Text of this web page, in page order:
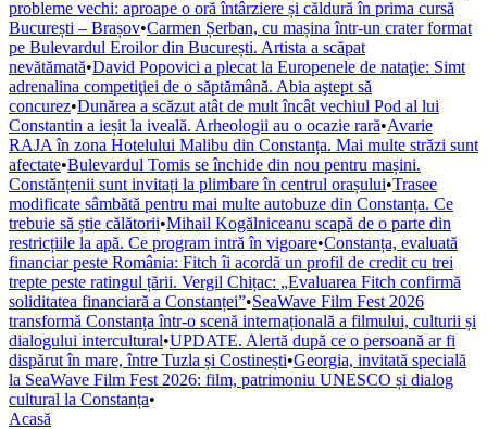
probleme vechi: aproape o oră întârziere și căldură în prima cursă
București – Brașov•Carmen Șerban, cu mașina într-un crater format
pe Bulevardul Eroilor din București. Artista a scăpat
nevătămată•David Popovici a plecat la Europenele de nataţie: Simt
adrenalina competiţiei de o săptămână. Abia aştept să
concurez•Dunărea a scăzut atât de mult încât vechiul Pod al lui
Constantin a ieșit la iveală. Arheologii au o ocazie rară•Avarie
RAJA în zona Hotelului Malibu din Constanța. Mai multe străzi sunt
afectate•Bulevardul Tomis se închide din nou pentru mașini.
Constănțenii sunt invitați la plimbare în centrul orașului•Trasee
modificate sâmbătă pentru mai multe autobuze din Constanța. Ce
trebuie să știe călătorii•Mihail Kogălniceanu scapă de o parte din
restricțiile la apă. Ce program intră în vigoare•Constanța, evaluată
financiar peste România: Fitch îi acordă un profil de credit cu trei
trepte peste ratingul țării. Vergil Chițac: „Evaluarea Fitch confirmă
soliditatea financiară a Constanței”•SeaWave Film Fest 2026
transformă Constanța într-o scenă internațională a filmului, culturii și
dialogului intercultural•UPDATE. Alertă după ce o persoană ar fi
dispărut în mare, între Tuzla și Costinești•Georgia, invitată specială
la SeaWave Film Fest 2026: film, patrimoniu UNESCO și dialog
cultural la Constanța•
Acasă